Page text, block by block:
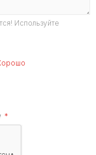
Используйте